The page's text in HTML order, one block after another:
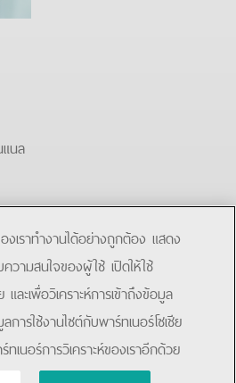
นล
เตอร์เนชั่นแนล
งเราทำงานได้อย่างถูกต้อง แสดง
วามสนใจของผู้ใช้ เปิดให้ใช้
ละเพื่อวิเคราะห์การเข้าถึงข้อมูล
การใช้งานไซต์กับพาร์ทเนอร์โซเชีย
เนอร์การวิเคราะห์ของเราอีกด้วย